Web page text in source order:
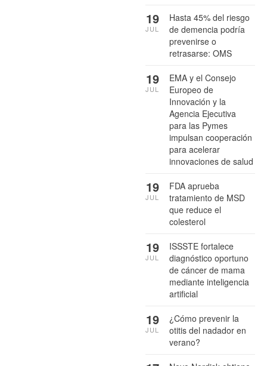
Hasta 45% del riesgo
de demencia podría
prevenirse o
retrasarse: OMS
19
JUL
EMA y el Consejo
Europeo de
Innovación y la
Agencia Ejecutiva
para las Pymes
impulsan cooperación
para acelerar
innovaciones de salud
19
JUL
FDA aprueba
tratamiento de MSD
que reduce el
colesterol
19
JUL
ISSSTE fortalece
diagnóstico oportuno
de cáncer de mama
mediante inteligencia
artificial
19
JUL
¿Cómo prevenir la
otitis del nadador en
verano?
19
JUL